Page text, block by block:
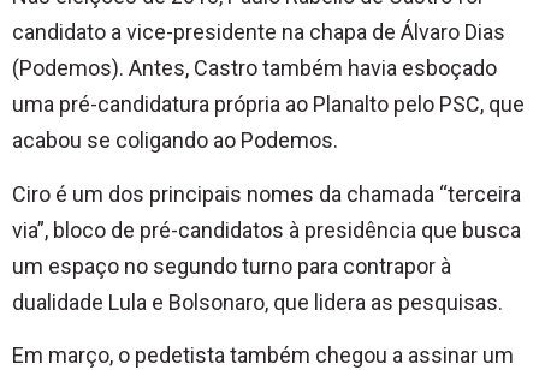
candidato a vice-presidente na chapa de Álvaro Dias
(Podemos). Antes, Castro também havia esboçado
uma pré-candidatura própria ao Planalto pelo PSC, que
acabou se coligando ao Podemos.
Ciro é um dos principais nomes da chamada “terceira
via”, bloco de pré-candidatos à presidência que busca
um espaço no segundo turno para contrapor à
dualidade Lula e Bolsonaro, que lidera as pesquisas.
Em março, o pedetista também chegou a assinar um